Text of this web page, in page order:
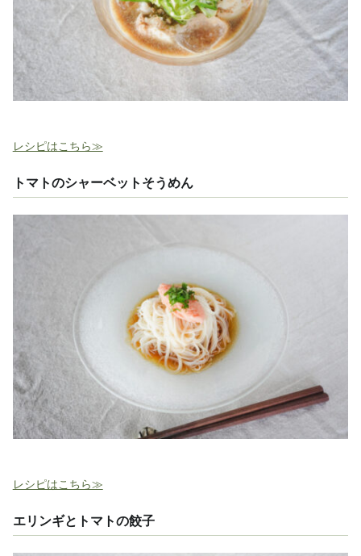
レシピはこちら≫
トマトのシャーベットそうめん
レシピはこちら≫
エリンギとトマトの餃子